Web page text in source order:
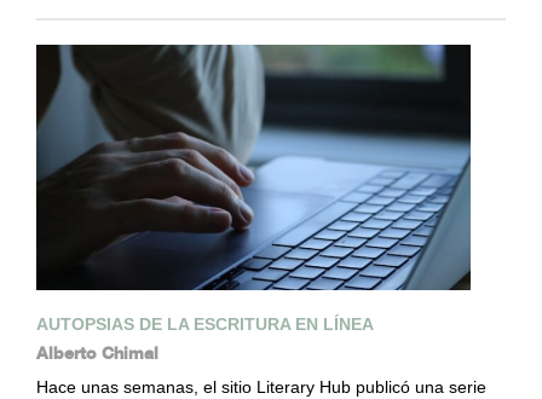
AUTOPSIAS DE LA ESCRITURA EN LÍNEA
Alberto Chimal
Hace unas semanas, el sitio Literary Hub publicó una serie